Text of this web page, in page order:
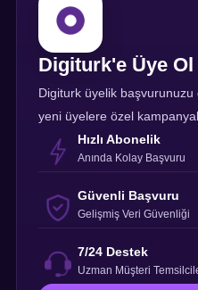
Digiturk'e Üye Ol
Digiturk üyelik başvurunuzu
yeni üyelere özel
Hızlı Abonelik
Anında Kolay Başvuru
Güvenli Başvuru
Gelişmiş Veri Güvenliği
7/24 Destek
Uzman Müşteri